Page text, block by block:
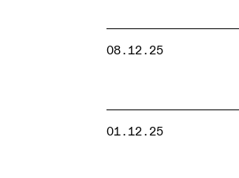
08.12.25
01.12.25